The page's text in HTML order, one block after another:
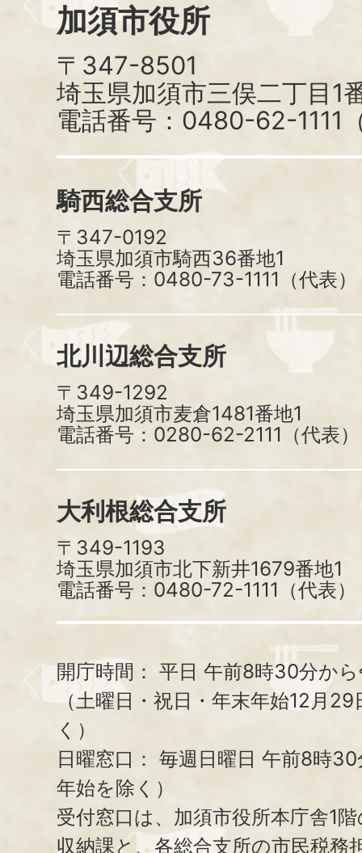
加須市役所
〒347-8501
埼玉県加須市三俣二丁目1
電話番号：0480-62-1111
騎西総合支所
〒347-0192
埼玉県加須市騎西36番地1
電話番号：0480-73-1111（代表）
北川辺総合支所
〒349-1292
埼玉県加須市麦倉1481番地1
電話番号：0280-62-2111（代表）
大利根総合支所
〒349-1193
埼玉県加須市北下新井1679番地1
電話番号：0480-72-1111（代表）
開庁時間： 平日 午前8時30分か
（土曜日・祝日・年末年始12月
く）
日曜窓口： 毎週日曜日 午前8時
年始を除く）
受付窓口は、加須市役所本庁舎1
収納課と、 各総合支所の市民税務